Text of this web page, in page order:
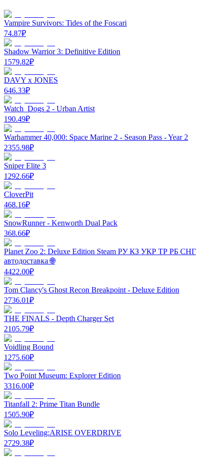
Vampire Survivors: Tides of the Foscari
74.87₽
Shadow Warrior 3: Definitive Edition
1579.82₽
DAVY x JONES
646.33₽
Watch_Dogs 2 - Urban Artist
190.49₽
Warhammer 40,000: Space Marine 2 - Season Pass - Year 2
2355.98₽
Sniper Elite 3
1292.66₽
CloverPit
468.16₽
SnowRunner - Kenworth Dual Pack
368.66₽
Planet Zoo 2: Deluxe Edition Steam РУ КЗ УКР ТР РБ СНГ
автодоставка 🌐
4422.00₽
Tom Clancy's Ghost Recon Breakpoint - Deluxe Edition
2736.01₽
THE FINALS - Depth Charger Set
2105.79₽
Voidling Bound
1275.60₽
Two Point Museum: Explorer Edition
3316.00₽
Titanfall 2: Prime Titan Bundle
1505.90₽
Solo Leveling:ARISE OVERDRIVE
2729.38₽